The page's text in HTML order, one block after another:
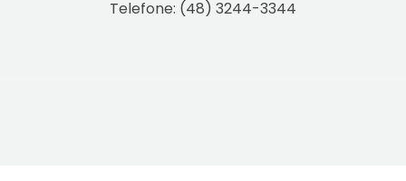
Telefone: (48) 3244-3344